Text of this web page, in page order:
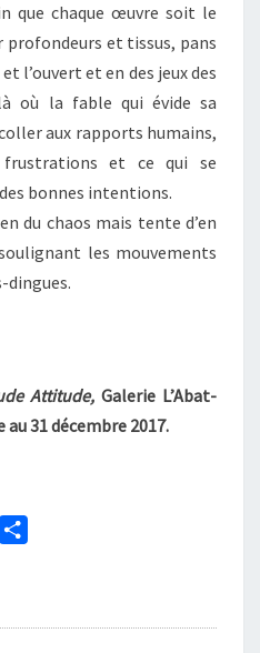
que chaque œuvre soit le
profondeurs et tissus, pans
l’ouvert et en des jeux des
où la fable qui évide sa
aux rapports humains,
et ce qui se
bonnes intentions.
du chaos mais tente d’en
les mouvements
dingues.
Attitude,Galerie L’Abat-
31 décembre 2017.